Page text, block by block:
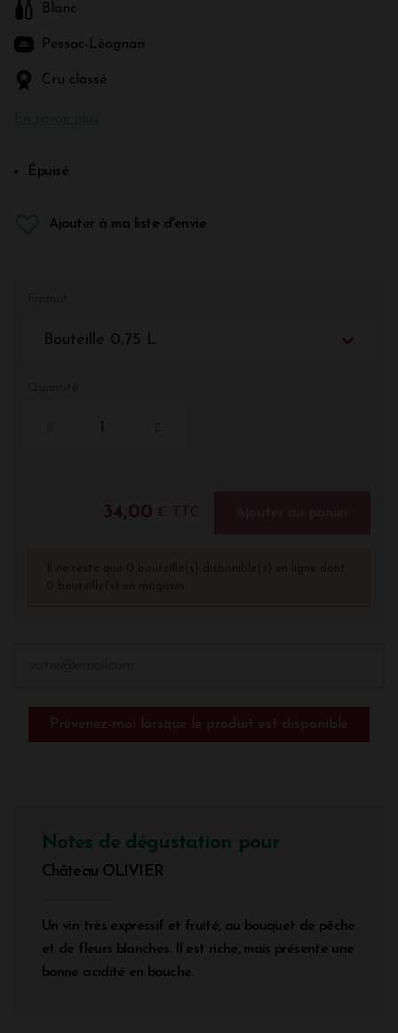
Blanc
Pessac-Léognan
Cru classé
Épuisé
Ajouter à ma liste d'envie
Bouteille 0,75 L
34,00 € TTC
Prévenez-moi lorsque le produit est disponible
Notes de dégustation pour
Château OLIVIER
Un vin très expressif et fruité, au bouquet de pêche
et de fleurs blanches. Il est riche, mais présente une
bonne acidité en bouche.